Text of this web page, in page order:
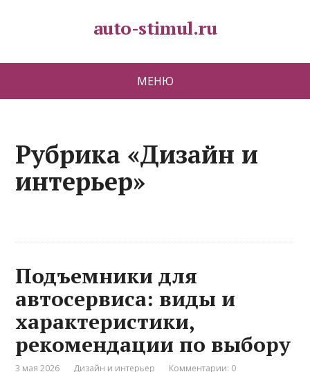
auto-stimul.ru
МЕНЮ
Рубрика «Дизайн и
интерьер»
Подъемники для
автосервиса: виды и
характеристики,
рекомендации по выбору
3 мая 2026 Дизайн и интерьер Комментарии: 0